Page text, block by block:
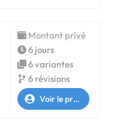
Montant privé
6 jours
6 variantes
6 révisions
Voir le profil